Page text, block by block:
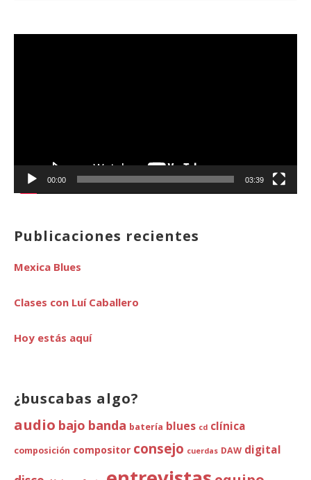
00:00 03:39
Publicaciones recientes
Mexica Blues
Clases con Luí Caballero
Hoy estás aquí
¿buscabas algo?
audio bajo banda batería blues cd clínica
composición compositor consejo cuerdas DAW digital